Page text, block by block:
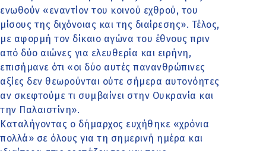
ενωθούν «εναντίον του κοινού εχθρού, του
μίσους της διχόνοιας και της διαίρεσης». Τέλος,
με αφορμή τον δίκαιο αγώνα του έθνους πριν
από δύο αιώνες για ελευθερία και ειρήνη,
επισήμανε ότι «οι δύο αυτές πανανθρώπινες
αξίες δεν θεωρούνται ούτε σήμερα αυτονόητες
αν σκεφτούμε τι συμβαίνει στην Ουκρανία και
την Παλαιστίνη».
Καταλήγοντας ο δήμαρχος ευχήθηκε «χρόνια
πολλά» σε όλους για τη σημερινή ημέρα και